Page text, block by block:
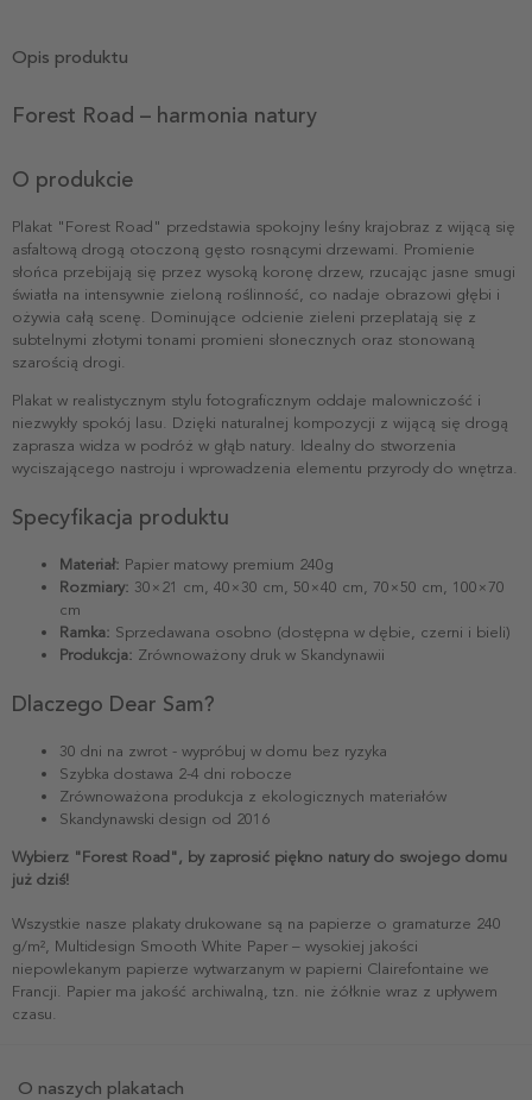
Opis produktu
Forest Road – harmonia natury
O produkcie
Plakat "Forest Road" przedstawia spokojny leśny krajobraz z wijącą się
asfaltową drogą otoczoną gęsto rosnącymi drzewami. Promienie
słońca przebijają się przez wysoką koronę drzew, rzucając jasne smugi
światła na intensywnie zieloną roślinność, co nadaje obrazowi głębi i
ożywia całą scenę. Dominujące odcienie zieleni przeplatają się z
subtelnymi złotymi tonami promieni słonecznych oraz stonowaną
szarością drogi.
Plakat w realistycznym stylu fotograficznym oddaje malowniczość i
niezwykły spokój lasu. Dzięki naturalnej kompozycji z wijącą się drogą
zaprasza widza w podróż w głąb natury. Idealny do stworzenia
wyciszającego nastroju i wprowadzenia elementu przyrody do wnętrza.
Specyfikacja produktu
Materiał: Papier matowy premium 240g
Rozmiary: 30×21 cm, 40×30 cm, 50×40 cm, 70×50 cm, 100×70
cm
Ramka: Sprzedawana osobno (dostępna w dębie, czerni i bieli)
Produkcja: Zrównoważony druk w Skandynawii
Dlaczego Dear Sam?
30 dni na zwrot - wypróbuj w domu bez ryzyka
Szybka dostawa 2-4 dni robocze
Zrównoważona produkcja z ekologicznych materiałów
Skandynawski design od 2016
Wybierz "Forest Road", by zaprosić piękno natury do swojego domu
już dziś!
Wszystkie nasze plakaty drukowane są na papierze o gramaturze 240
g/m², Multidesign Smooth White Paper – wysokiej jakości
niepowlekanym papierze wytwarzanym w papierni Clairefontaine we
Francji. Papier ma jakość archiwalną, tzn. nie żółknie wraz z upływem
czasu.
O naszych plakatach